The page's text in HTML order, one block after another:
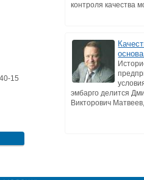
15
контроля качества
эмбарго делится
Викторович